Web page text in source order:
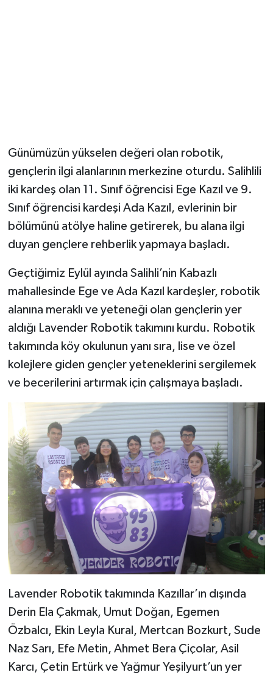
Günümüzün yükselen değeri olan robotik,
gençlerin ilgi alanlarının merkezine oturdu. Salihlili
iki kardeş olan 11. Sınıf öğrencisi Ege Kazıl ve 9.
Sınıf öğrencisi kardeşi Ada Kazıl, evlerinin bir
bölümünü atölye haline getirerek, bu alana ilgi
duyan gençlere rehberlik yapmaya başladı.
Geçtiğimiz Eylül ayında Salihli’nin Kabazlı
mahallesinde Ege ve Ada Kazıl kardeşler, robotik
alanına meraklı ve yeteneği olan gençlerin yer
aldığı Lavender Robotik takımını kurdu. Robotik
takımında köy okulunun yanı sıra, lise ve özel
kolejlere giden gençler yeteneklerini sergilemek
ve becerilerini artırmak için çalışmaya başladı.
Lavender Robotik takımında Kazıllar’ın dışında
Derin Ela Çakmak, Umut Doğan, Egemen
Özbalcı, Ekin Leyla Kural, Mertcan Bozkurt, Sude
Naz Sarı, Efe Metin, Ahmet Bera Çiçolar, Asil
Karcı, Çetin Ertürk ve Yağmur Yeşilyurt’un yer